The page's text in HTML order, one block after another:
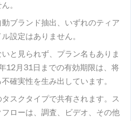
。
ブランド抽出、いずれのティア
設定はありません。
と見られず、プラン名もありま
12月31日までの有効期限は、将
確実性を生み出しています。
スクタイプで共有されます。ス
ローは、調査、ビデオ、その他